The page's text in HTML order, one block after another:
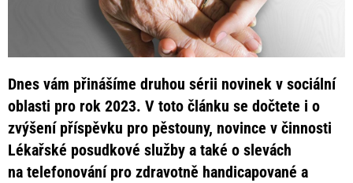
Dnes vám přinášíme druhou sérii novinek v sociální
oblasti pro rok 2023. V toto článku se dočtete i o
zvýšení příspěvku pro pěstouny, novince v činnosti
Lékařské posudkové služby a také o slevách
na telefonování pro zdravotně handicapované a